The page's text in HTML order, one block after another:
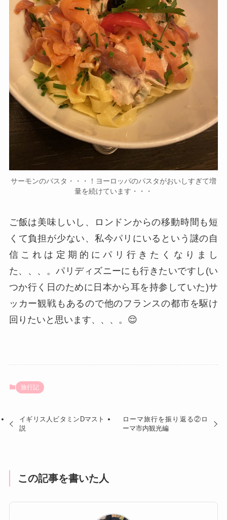
サーモンのパスタ・・・！ヨーロッパのパスタがおいしすぎて増
量を続けています・・・
ご飯は美味しいし、ロンドンからの移動時間も短
くて負担が少ない、私今パリにいるという謎の自
信これは定期的にパリ行きたくなりまし
た、、、。パリディズニーにも行きたいですし(い
つか行く日のために日本から耳を持参していた)サ
ッカー観戦もあるので他のフランスの都市を駆け
回りたいと思います、、、。😌
旅行記
イギリス人ビタミンDマスト
説
ローマ旅行を振り返る②ロ
ーマ市内観光編
この記事を書いた人